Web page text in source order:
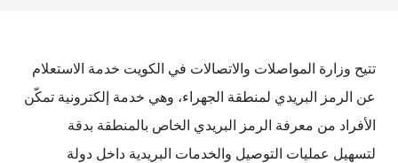
تتيح وزارة المواصلات والاتصالات في الكويت خدمة الاستعلام
عن الرمز البريدي لمنطقة الجهراء، وهي خدمة إلكترونية تمكّن
الأفراد من معرفة الرمز البريدي الخاص بالمنطقة بدقة
لتسهيل عمليات التوصيل والخدمات البريدية داخل دولة